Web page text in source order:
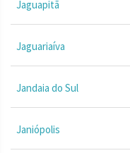
Jaguapitã
Jaguariaíva
Jandaia do Sul
Janiópolis